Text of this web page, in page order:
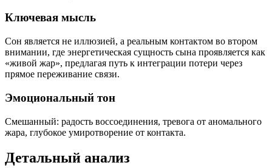
Ключевая мысль
Сон является не иллюзией, а реальным контактом во втором
внимании, где энергетическая сущность сына проявляется как
«живой жар», предлагая путь к интеграции потери через
прямое переживание связи.
Эмоциональный тон
Смешанный: радость воссоединения, тревога от аномального
жара, глубокое умиротворение от контакта.
Детальный анализ